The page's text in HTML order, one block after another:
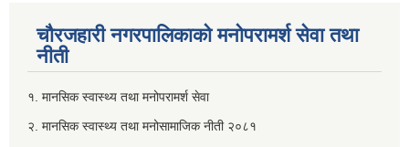
चौरजहारी नगरपालिकाको मनोपरामर्श सेवा तथा
नीती
१. मानसिक स्वास्थ्य तथा मनोपरामर्श सेवा
२. मानसिक स्वास्थ्य तथा मनोसामाजिक नीती २०८१